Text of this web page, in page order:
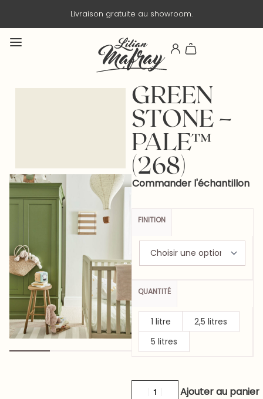
Livraison gratuite au showroom.
GREEN
STONE –
PALE™
(268)
Commander l'échantillon
FINITION
QUANTITÉ
1 litre
2,5 litres
5 litres
Ajouter au panier